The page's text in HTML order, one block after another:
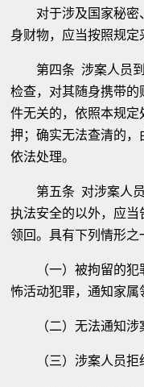
对于涉及国家秘密
身财物，应当按照规定
第四条 涉案人员到
检查，对其随身携带
件无关的，依照本规
押；确实无法查清的
依法处理。
第五条 对涉案人员
执法安全的以外，应
领回。具有下列情形之
（一）被拘留的犯
怖活动犯罪，通知家属
（二）无法通知涉案
（三）涉案人员拒绝